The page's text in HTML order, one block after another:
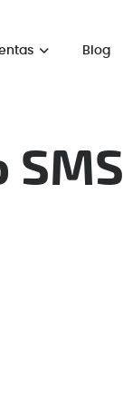
Blog
SMS